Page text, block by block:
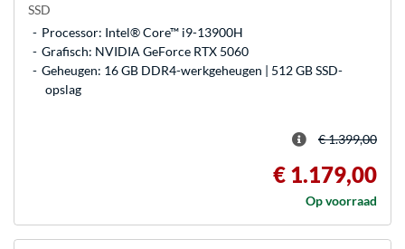
SSD
Processor: Intel® Core™ i9-13900H
Grafisch: NVIDIA GeForce RTX 5060
Geheugen: 16 GB DDR4-werkgeheugen | 512 GB SSD-
opslag
€ 1.399,00
€ 1.179,00
Op voorraad